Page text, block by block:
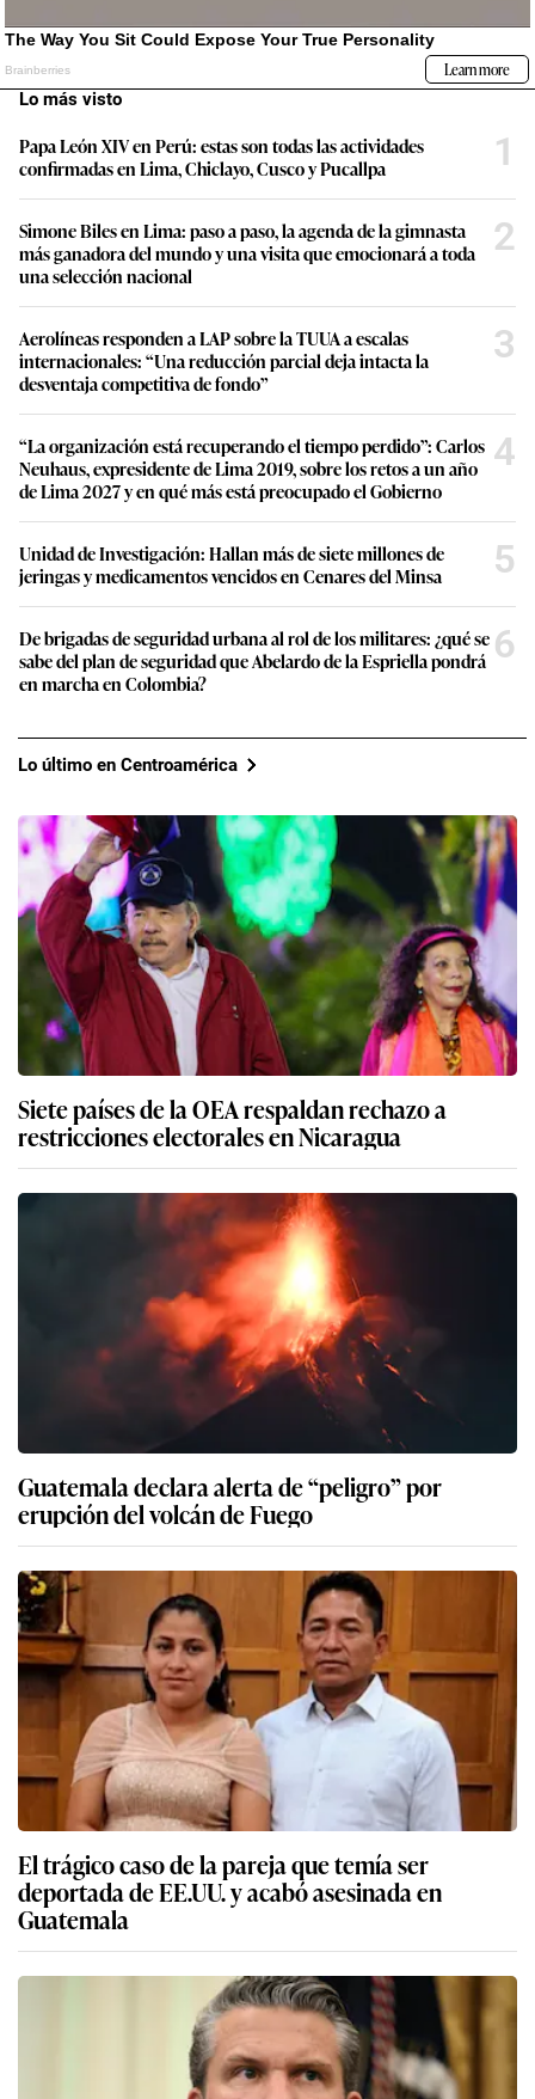
Lo más visto
Papa León XIV en Perú: estas son todas las actividades
confirmadas en Lima, Chiclayo, Cusco y Pucallpa
1
Simone Biles en Lima: paso a paso, la agenda de la gimnasta
más ganadora del mundo y una visita que emocionará a toda
una selección nacional
2
Aerolíneas responden a LAP sobre la TUUA a escalas
internacionales: “Una reducción parcial deja intacta la
desventaja competitiva de fondo”
3
“La organización está recuperando el tiempo perdido”: Carlos
Neuhaus, expresidente de Lima 2019, sobre los retos a un año
de Lima 2027 y en qué más está preocupado el Gobierno
4
Unidad de Investigación: Hallan más de siete millones de
jeringas y medicamentos vencidos en Cenares del Minsa
5
De brigadas de seguridad urbana al rol de los militares: ¿qué se
sabe del plan de seguridad que Abelardo de la Espriella pondrá
en marcha en Colombia?
6
Lo último en Centroamérica
Siete países de la OEA respaldan rechazo a
restricciones electorales en Nicaragua
Guatemala declara alerta de “peligro” por
erupción del volcán de Fuego
El trágico caso de la pareja que temía ser
deportada de EE.UU. y acabó asesinada en
Guatemala